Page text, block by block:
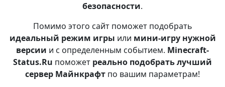
безопасности.
Помимо этого сайт поможет подобрать
идеальный режим игры или мини-игру нужной
версии и с определенным событием. Minecraft-
Status.Ru поможет реально подобрать лучший
сервер Майнкрафт по вашим параметрам!